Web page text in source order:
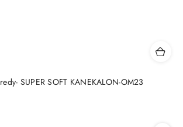
SUPER SOFT KANEKALON-OM23